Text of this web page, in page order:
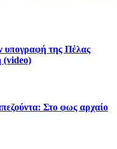
υπογραφή της Πέλας
(video)
Στο φως αρχαίο